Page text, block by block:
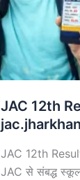
JAC 12th
JAC 12th
JAC से संबद्ध